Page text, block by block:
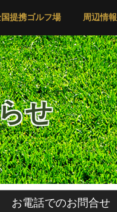
提携ゴルフ場 周辺情報
せ
お電話でのお問合せ